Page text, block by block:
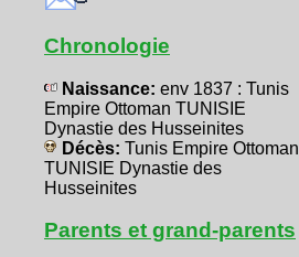
Chronologie
Naissance: env 1837 : Tunis
Empire Ottoman TUNISIE
Dynastie des Husseinites
Décès: Tunis Empire Ottoman
TUNISIE Dynastie des
Husseinites
Parents et grand-parents